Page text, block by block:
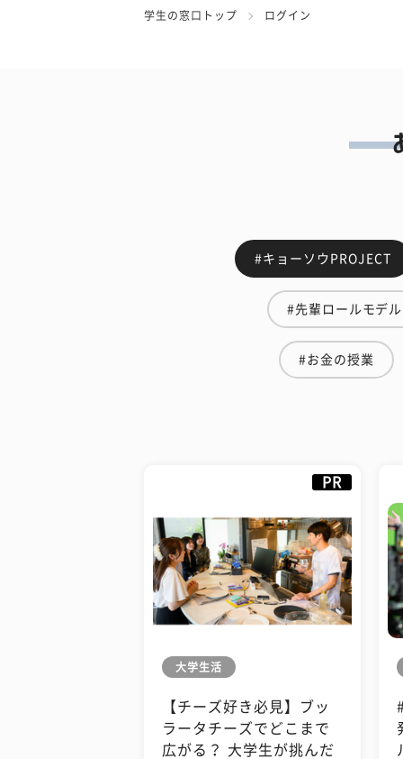
学生の窓口トップ ログイン
#キョーソウPROJECT
#先輩ロールモデル
#お金の授業
PR
大学生活
【チーズ好き必見】ブッ
ラータチーズでどこまで
広がる？ 大学生が挑んだ